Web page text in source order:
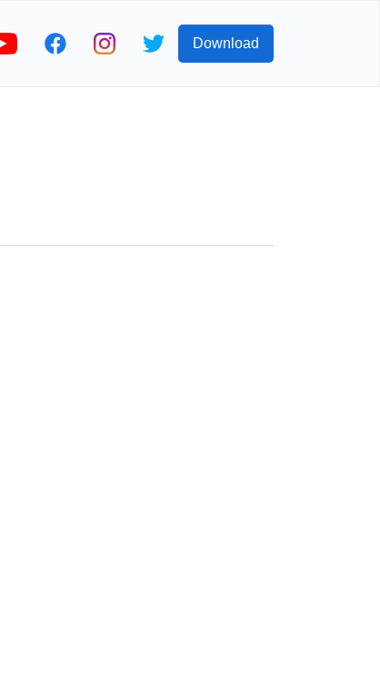
Download